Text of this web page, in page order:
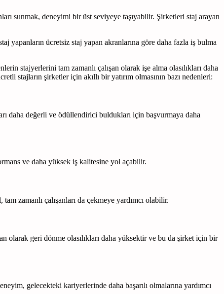
sunmak, deneyimi bir üst seviyeye taşıyabilir. Şirketleri staj arayan
yapanların ücretsiz staj yapan akranlarına göre daha fazla iş bulma
stajyerlerini tam zamanlı çalışan olarak işe alma olasılıkları daha
stajların şirketler için akıllı bir yatırım olmasının bazı nedenleri:
daha değerli ve ödüllendirici buldukları için başvurmaya daha
ve daha yüksek iş kalitesine yol açabilir.
zamanlı çalışanları da çekmeye yardımcı olabilir.
olarak geri dönme olasılıkları daha yüksektir ve bu da şirket için bir
gelecekteki kariyerlerinde daha başarılı olmalarına yardımcı